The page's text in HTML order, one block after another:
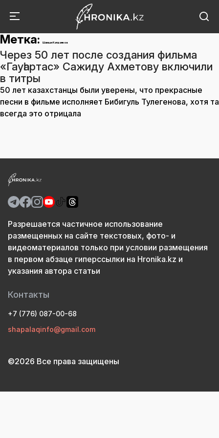
Метка: Шамши Калдаяков
Через 50 лет после создания фильма
«Гауһартас» Сажиду Ахметову включили
в титры
50 лет казахстанцы были уверены, что прекрасные
песни в фильме исполняет Бибигуль Тулегенова, хотя та
всегда это отрицала
Разрешается частичное использование
размещенных на сайте текстовых, фото- и
видеоматериалов только при условии размещения
в первом абзаце гиперссылки на Hronika.kz и
указания автора статьи
Контакты
+7 (776) 087-00-68
shapalaqinfo@gmail.com
©2026 Все права защищены